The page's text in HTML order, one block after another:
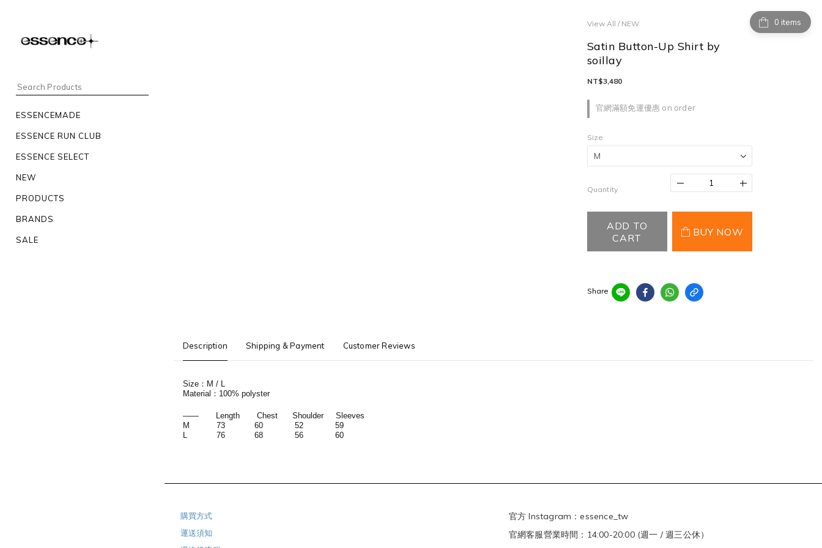
ESSENCEMADE
ESSENCE RUN CLUB
ESSENCE SELECT
NEW
PRODUCTS
BRANDS
SALE
items
View All / NEW
Satin Button-Up Shirt by
soillay
官網滿額免運優惠 on order
NT$3,480
Size
Quantity
ADD TO
CART
BUY NOW
Share
Description Shipping & Payment Customer Reviews
Size：M / L
Material：100% polyster
—— Length Chest Shoulder Sleeves
M 73 60 52 59
L 76 68 56 60
購買方式
運送須知
官方 Instagram：essence_tw
官網客服營業時間：14:00-20:00 (週一 / 週三公休）